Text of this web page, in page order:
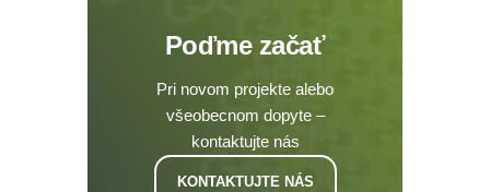
Poďme začať
Pri novom projekte alebo
všeobecnom dopyte –
kontaktujte nás
KONTAKTUJTE NÁS